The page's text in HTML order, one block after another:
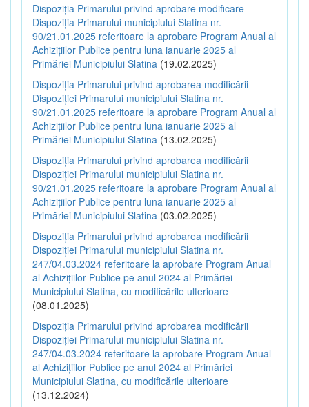
Dispoziția Primarului privind aprobare modificare
Dispoziția Primarului municipiului Slatina nr.
90/21.01.2025 referitoare la aprobare Program Anual al
Achizițiilor Publice pentru luna ianuarie 2025 al
Primăriei Municipiului Slatina (19.02.2025)
Dispoziția Primarului privind aprobarea modificării
Dispoziției Primarului municipiului Slatina nr.
90/21.01.2025 referitoare la aprobare Program Anual al
Achizițiilor Publice pentru luna ianuarie 2025 al
Primăriei Municipiului Slatina (13.02.2025)
Dispoziția Primarului privind aprobarea modificării
Dispoziției Primarului municipiului Slatina nr.
90/21.01.2025 referitoare la aprobare Program Anual al
Achizițiilor Publice pentru luna ianuarie 2025 al
Primăriei Municipiului Slatina (03.02.2025)
Dispoziția Primarului privind aprobarea modificării
Dispoziției Primarului municipiului Slatina nr.
247/04.03.2024 referitoare la aprobare Program Anual
al Achizițiilor Publice pe anul 2024 al Primăriei
Municipiului Slatina, cu modificările ulterioare
(08.01.2025)
Dispoziția Primarului privind aprobarea modificării
Dispoziției Primarului municipiului Slatina nr.
247/04.03.2024 referitoare la aprobare Program Anual
al Achizițiilor Publice pe anul 2024 al Primăriei
Municipiului Slatina, cu modificările ulterioare
(13.12.2024)